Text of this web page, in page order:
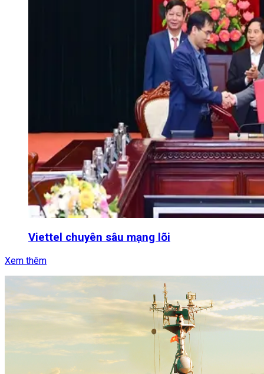
Viettel chuyên sâu mạng lõi
Xem thêm